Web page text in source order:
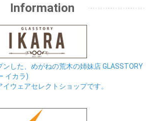
Information
した、めがねの荒木の姉妹店 GLASSTORY
イカラ)
ウェアセレクトショップです。